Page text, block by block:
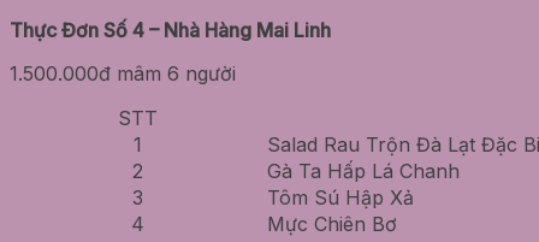
Thực Đơn Số 4 – Nhà Hàng Mai Linh
1.500.000đ mâm 6 người
STT
1
Salad Rau Trộn Đà Lạt Đặc
2
Gà Ta Hấp Lá Chanh
3
Tôm Sú Hập Xả
4
Mực Chiên Bơ